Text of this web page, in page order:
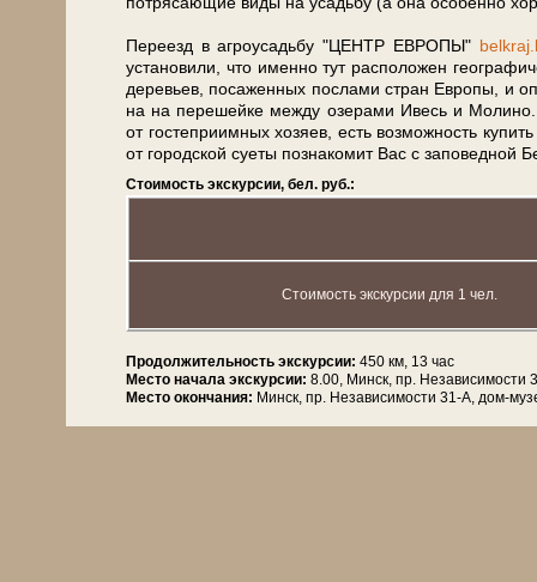
Пе­ре­езд в аг­ро­усадь­бу "ЦЕНТР ЕВРОПЫ"
установили, что имен­но тут рас­по­ло­жен
де­ре­вьев, посаженных по­сла­ми стран Ев­ро­пы, и
на на перешейке меж­ду озе­ра­ми Ивесь и Молино.
от го­сте­при­им­ных хозяев, есть воз­мож­ность
от го­род­ской су­е­ты по­зна­ко­мит Вас с за­по­вед­ной
Стоимость экскурсии, бел. руб.:
Стоимость экскурсии для 1 чел.
Продолжительность экскурсии: 450 км, 13 час
Место начала экскурсии: 8.00, Минск, пр.
Место окончания: Минск, пр. Независимости 31-А, дом-